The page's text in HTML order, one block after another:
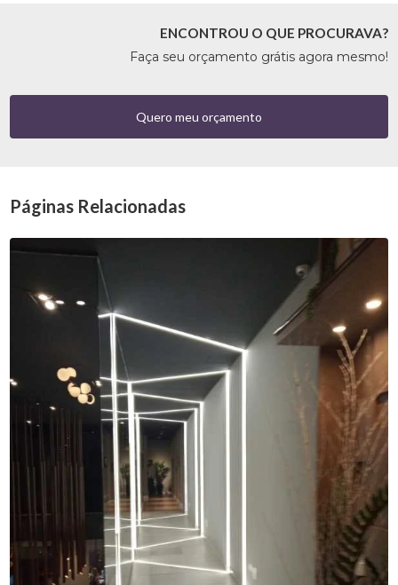
ENCONTROU O QUE PROCURAVA?
Faça seu orçamento grátis agora mesmo!
Quero meu orçamento
Páginas Relacionadas